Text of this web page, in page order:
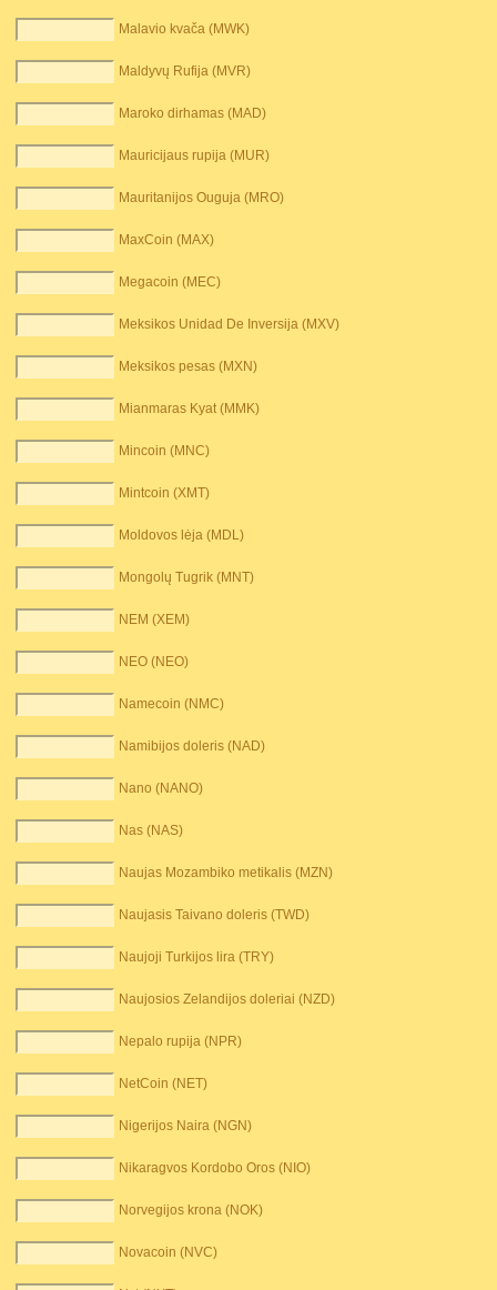
Malavio kvača (MWK)
Maldyvų Rufija (MVR)
Maroko dirhamas (MAD)
Mauricijaus rupija (MUR)
Mauritanijos Ouguja (MRO)
MaxCoin (MAX)
Megacoin (MEC)
Meksikos Unidad De Inversija (MXV)
Meksikos pesas (MXN)
Mianmaras Kyat (MMK)
Mincoin (MNC)
Mintcoin (XMT)
Moldovos lėja (MDL)
Mongolų Tugrik (MNT)
NEM (XEM)
NEO (NEO)
Namecoin (NMC)
Namibijos doleris (NAD)
Nano (NANO)
Nas (NAS)
Naujas Mozambiko metikalis (MZN)
Naujasis Taivano doleris (TWD)
Naujoji Turkijos lira (TRY)
Naujosios Zelandijos doleriai (NZD)
Nepalo rupija (NPR)
NetCoin (NET)
Nigerijos Naira (NGN)
Nikaragvos Kordobo Oros (NIO)
Norvegijos krona (NOK)
Novacoin (NVC)